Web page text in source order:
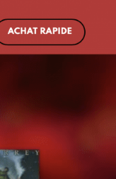
Partagez vos envies
Facebook